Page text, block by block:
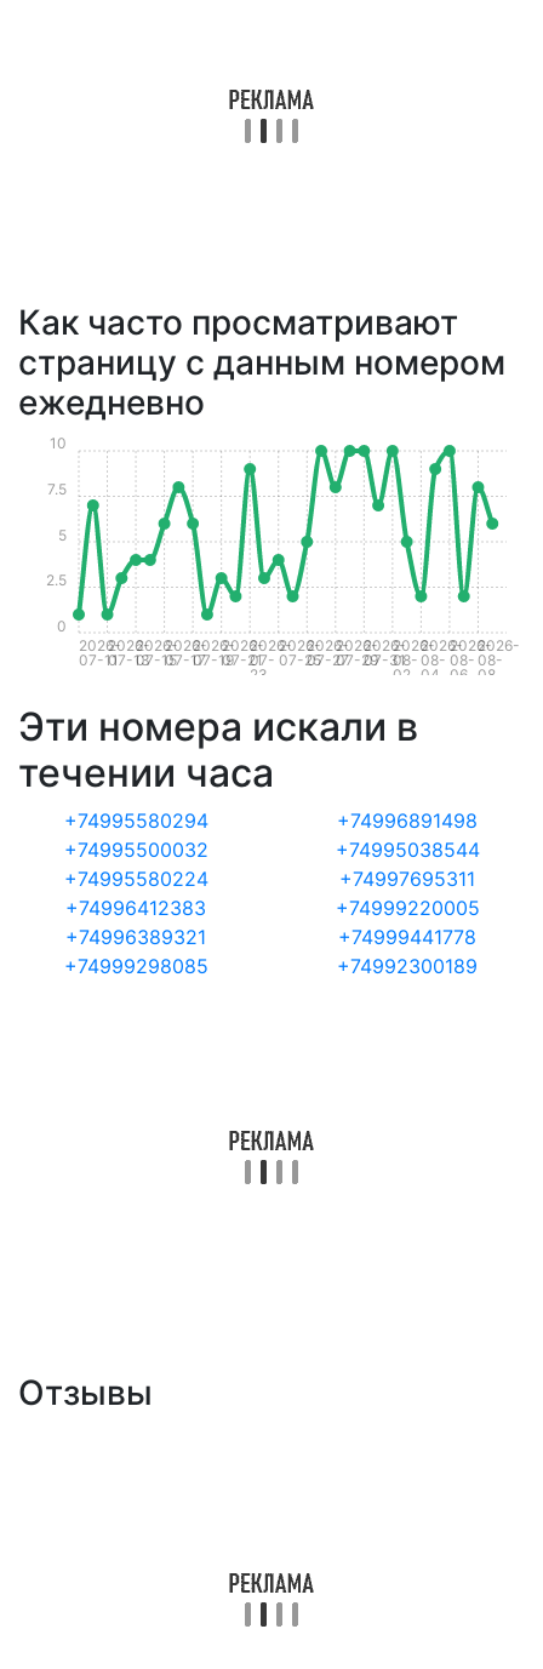
Как часто просматривают
страницу с данным номером
ежедневно
2026-
07-11
2026-
07-13
2026-
07-15
2026-
07-17
2026-
07-19
2026-
07-21
2026-
07-
23
2026-
07-25
2026-
07-27
2026-
07-29
2026-
07-31
2026-
08-
02
2026-
08-
04
2026-
08-
06
2026-
08-
08
0
2.5
5
7.5
10
Эти номера искали в
течении часа
+74995580294
+74996891498
+74995500032
+74995038544
+74995580224
+74997695311
+74996412383
+74999220005
+74996389321
+74999441778
+74999298085
+74992300189
Отзывы